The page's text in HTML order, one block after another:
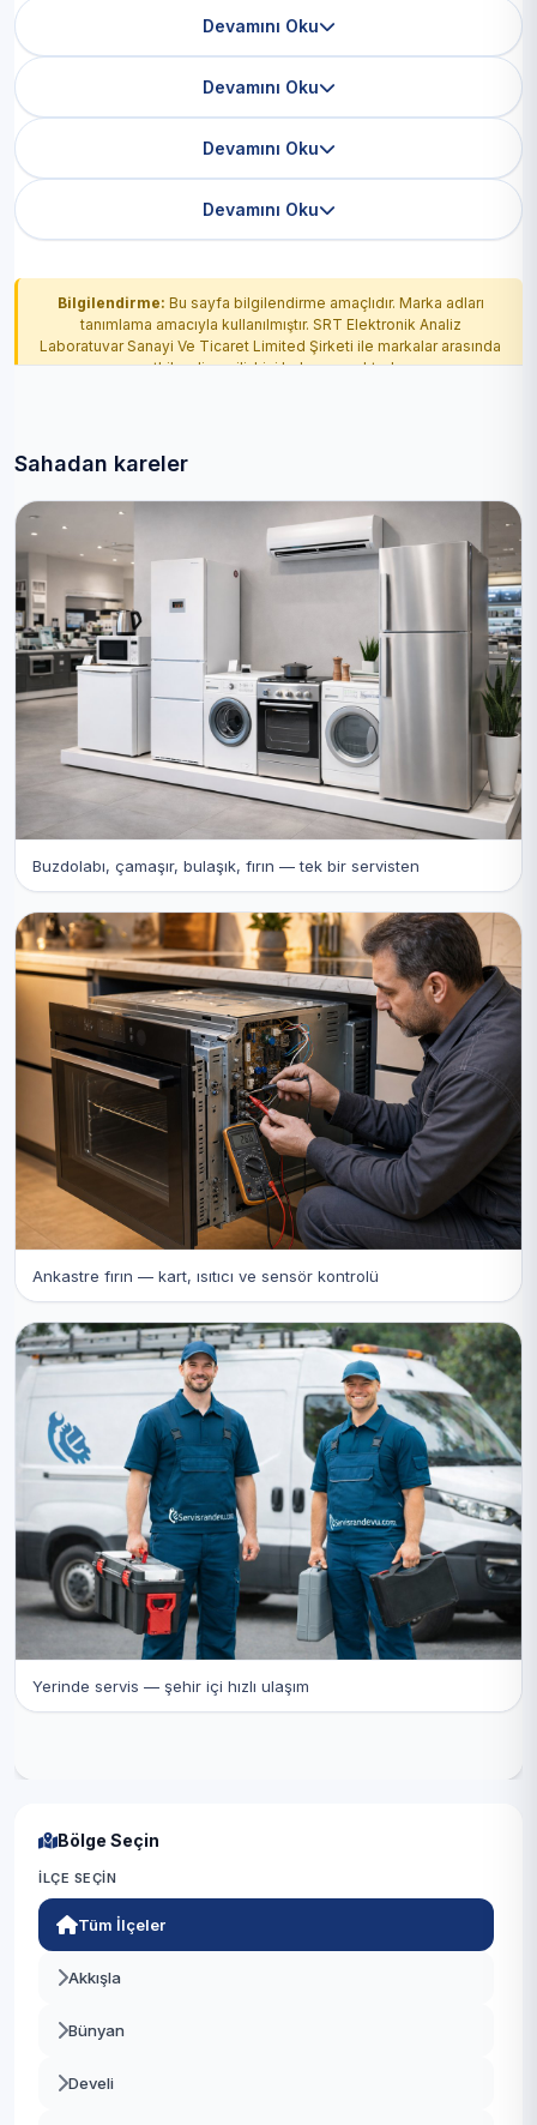
Devamını Oku
Devamını Oku
Devamını Oku
Devamını Oku
Bilgilendirme: Bu sayfa bilgilendirme amaçlıdır. Marka adları
tanımlama amacıyla kullanılmıştır. SRT Elektronik Analiz
Laboratuvar Sanayi Ve Ticaret Limited Şirketi ile markalar arasında
yetkilendirme ilişkisi bulunmamaktadır.
Sahadan kareler
Buzdolabı, çamaşır, bulaşık, fırın — tek bir servisten
Ankastre fırın — kart, ısıtıcı ve sensör kontrolü
Yerinde servis — şehir içi hızlı ulaşım
Bölge Seçin
İLÇE SEÇIN
Tüm İlçeler
Akkışla
Bünyan
Develi